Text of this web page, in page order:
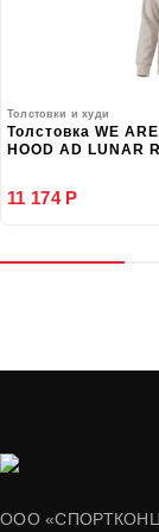
Толстовки и худи
Толстовка WE
HOOD AD LUNAR
11 174 Р
ООО